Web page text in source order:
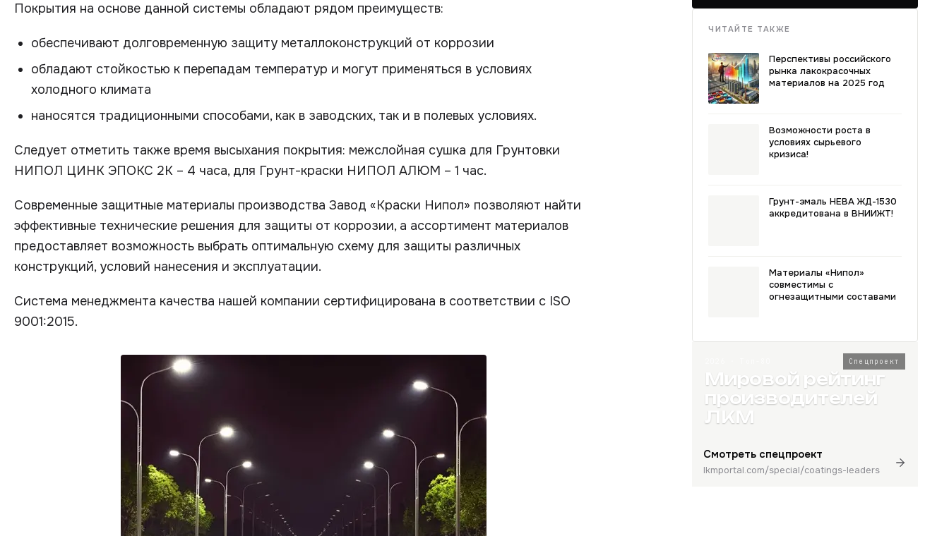
Покрытия на основе данной системы обладают рядом преимуществ:
обеспечивают долговременную защиту металлоконструкций от коррозии
обладают стойкостью к перепадам температур и могут применяться в условиях
холодного климата
наносятся традиционными способами, как в заводских, так и в полевых условиях.
Следует отметить также время высыхания покрытия: межслойная сушка для Грунтовки
НИПОЛ ЦИНК ЭПОКС 2К – 4 часа, для Грунт-краски НИПОЛ АЛЮМ – 1 час.
Современные защитные материалы производства Завод «Краски Нипол» позволяют найти
эффективные технические решения для защиты от коррозии, а ассортимент материалов
предоставляет возможность выбрать оптимальную схему для защиты различных
конструкций, условий нанесения и эксплуатации.
Система менеджмента качества нашей компании сертифицирована в соответствии с ISO
9001:2015.
ЧИТАЙТЕ ТАКЖЕ
Перспективы российского
рынка лакокрасочных
материалов на 2025 год
Возможности роста в
условиях сырьевого
кризиса!
Грунт-эмаль НЕВА ЖД-1530
аккредитована в ВНИИЖТ!
Материалы «Нипол»
совместимы с
огнезащитными составами
Спецпроект
Мировой рейтинг
производителей
ЛКМ
Смотреть спецпроект
lkmportal.com/special/coatings-leaders